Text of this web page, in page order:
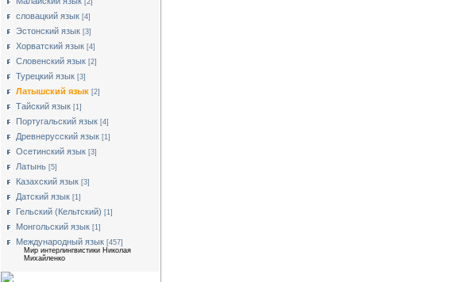
[2]
словацкий язык [4]
Эстонский язык [3]
Хорватский язык [4]
Словенский язык [2]
Турецкий язык [3]
Латышский язык [2]
Тайский язык [1]
Португальский язык [4]
Древнерусский язык [1]
Осетинский язык [3]
Латынь [5]
Казахский язык [3]
Датский язык [1]
Гельский (Кельтский) [1]
Монгольский язык [1]
Международный язык [457]
Мир интерлингвистики Николая
Михайленко